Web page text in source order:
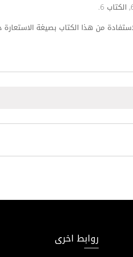
من هذا الكتاب بصيغة
روابط اخرى